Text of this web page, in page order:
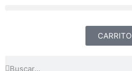
CARRITO